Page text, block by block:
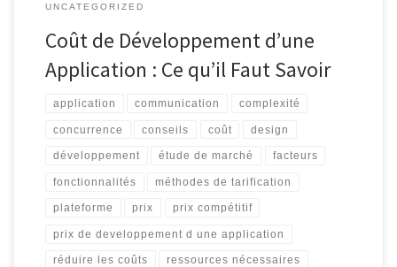
UNCATEGORIZED
Coût de Développement d’une
Application : Ce qu’il Faut Savoir
application communication complexité
concurrence conseils coût design
développement étude de marché facteurs
fonctionnalités méthodes de tarification
plateforme prix prix compétitif
prix de developpement d une application
réduire les coûts ressources nécessaires